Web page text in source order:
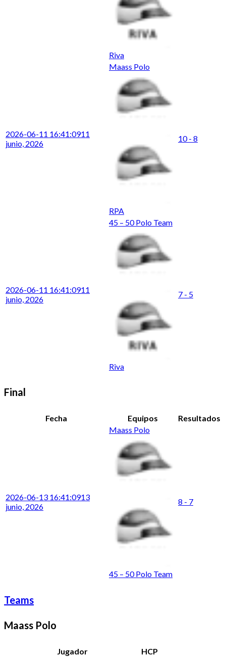
Riva
2026-06-11 16:41:0911
junio, 2026
Maass Polo
RPA
10 - 8
2026-06-11 16:41:0911
junio, 2026
45 – 50 Polo Team
Riva
7 - 5
Final
Fecha Equipos Resultados
2026-06-13 16:41:0913
junio, 2026
Maass Polo
45 – 50 Polo Team
8 - 7
Teams
Maass Polo
Jugador HCP